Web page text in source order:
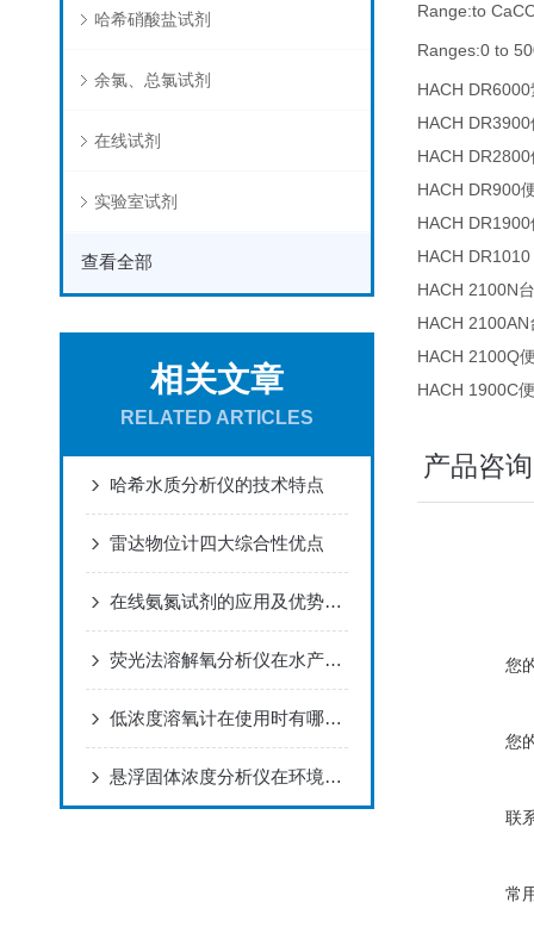
哈希硝酸盐试剂
余氯、总氯试剂
在线试剂
实验室试剂
查看全部
相关文章
RELATED ARTICLES
哈希水质分析仪的技术特点
雷达物位计四大综合性优点
在线氨氮试剂的应用及优势，快来看下吧！
荧光法溶解氧分析仪在水产养殖中的应用
低浓度溶氧计在使用时有哪些注意事项？
悬浮固体浓度分析仪在环境监测中的应用
Range:to
Ranges:0 to
HACH
HACH
HACH
HACH DR900
HACH
HACH
HACH 2100N
HACH
HACH 2100Q
HACH 1900C
产品咨询
您
您
联
常